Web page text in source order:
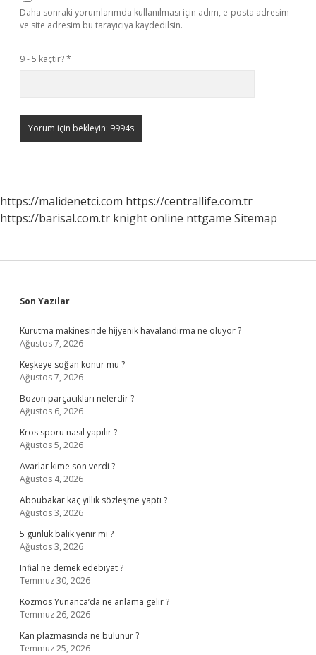
Daha sonraki yorumlarımda kullanılması için adım, e-posta adresim
ve site adresim bu tarayıcıya kaydedilsin.
9 - 5 kaçtır?*
https://malidenetci.com https://centrallife.com.tr
https://barisal.com.tr knight online nttgame Sitemap
Sidebar
Son Yazılar
Kurutma makinesinde hijyenik havalandırma ne oluyor ?
Ağustos 7, 2026
Keşkeye soğan konur mu ?
Ağustos 7, 2026
Bozon parçacıkları nelerdir ?
Ağustos 6, 2026
Kros sporu nasıl yapılır ?
Ağustos 5, 2026
Avarlar kime son verdi ?
Ağustos 4, 2026
Aboubakar kaç yıllık sözleşme yaptı ?
Ağustos 3, 2026
5 günlük balık yenir mi ?
Ağustos 3, 2026
Infial ne demek edebiyat ?
Temmuz 30, 2026
Kozmos Yunanca’da ne anlama gelir ?
Temmuz 26, 2026
Kan plazmasında ne bulunur ?
Temmuz 25, 2026